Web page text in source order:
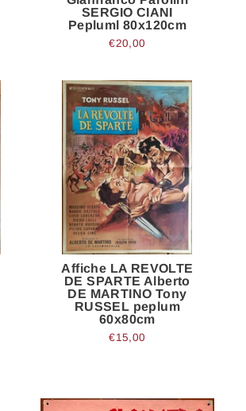
SERGIO CIANI
Pepluml 80x120cm
€20,00
Affiche LA REVOLTE
DE SPARTE Alberto
DE MARTINO Tony
RUSSEL peplum
60x80cm
€15,00